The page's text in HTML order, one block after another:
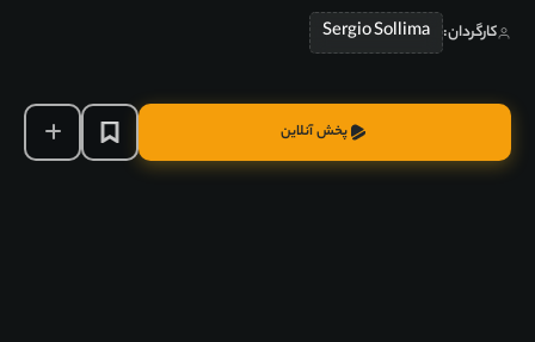
کارگردان: Sergio Sollima
پخش آنلاین